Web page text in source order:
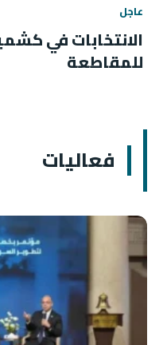
عاجل
الانتخابات في
للمقاطعة
فعاليات